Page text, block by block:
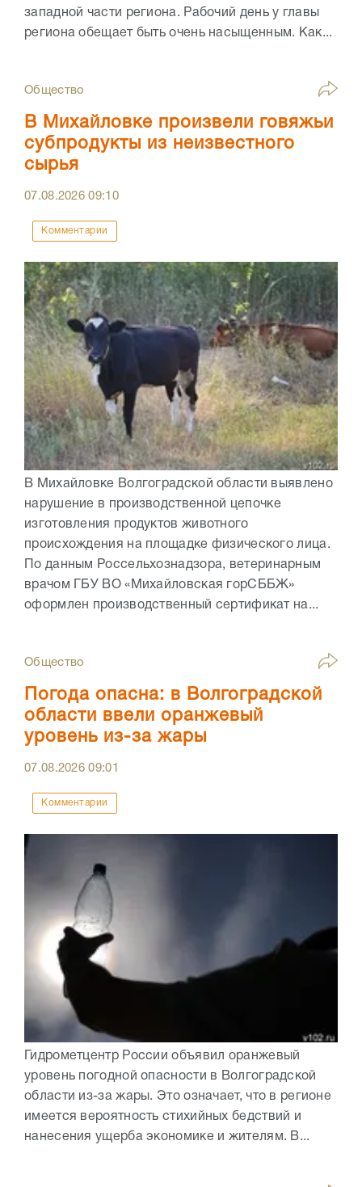
западной части региона. Рабочий день у главы
региона обещает быть очень насыщенным. Как...
Общество
В Михайловке произвели говяжьи
субпродукты из неизвестного
сырья
07.08.202609:10
Комментарии
В Михайловке Волгоградской области выявлено
нарушение в производственной цепочке
изготовления продуктов животного
происхождения на площадке физического лица.
По данным Россельхознадзора, ветеринарным
врачом ГБУ ВО «Михайловская горСББЖ»
оформлен производственный сертификат на...
Общество
Погода опасна: в Волгоградской
области ввели оранжевый
уровень из-за жары
07.08.202609:01
Комментарии
Гидрометцентр России объявил оранжевый
уровень погодной опасности в Волгоградской
области из-за жары. Это означает, что в регионе
имеется вероятность стихийных бедствий и
нанесения ущерба экономике и жителям. В...